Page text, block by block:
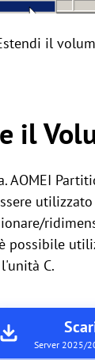
il
il
C.
Server 2025/